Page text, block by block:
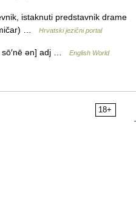
istaknuti predstavnik drame
…
Hrvatski jezični portal
sō′nē ən] adj …
English World
18+